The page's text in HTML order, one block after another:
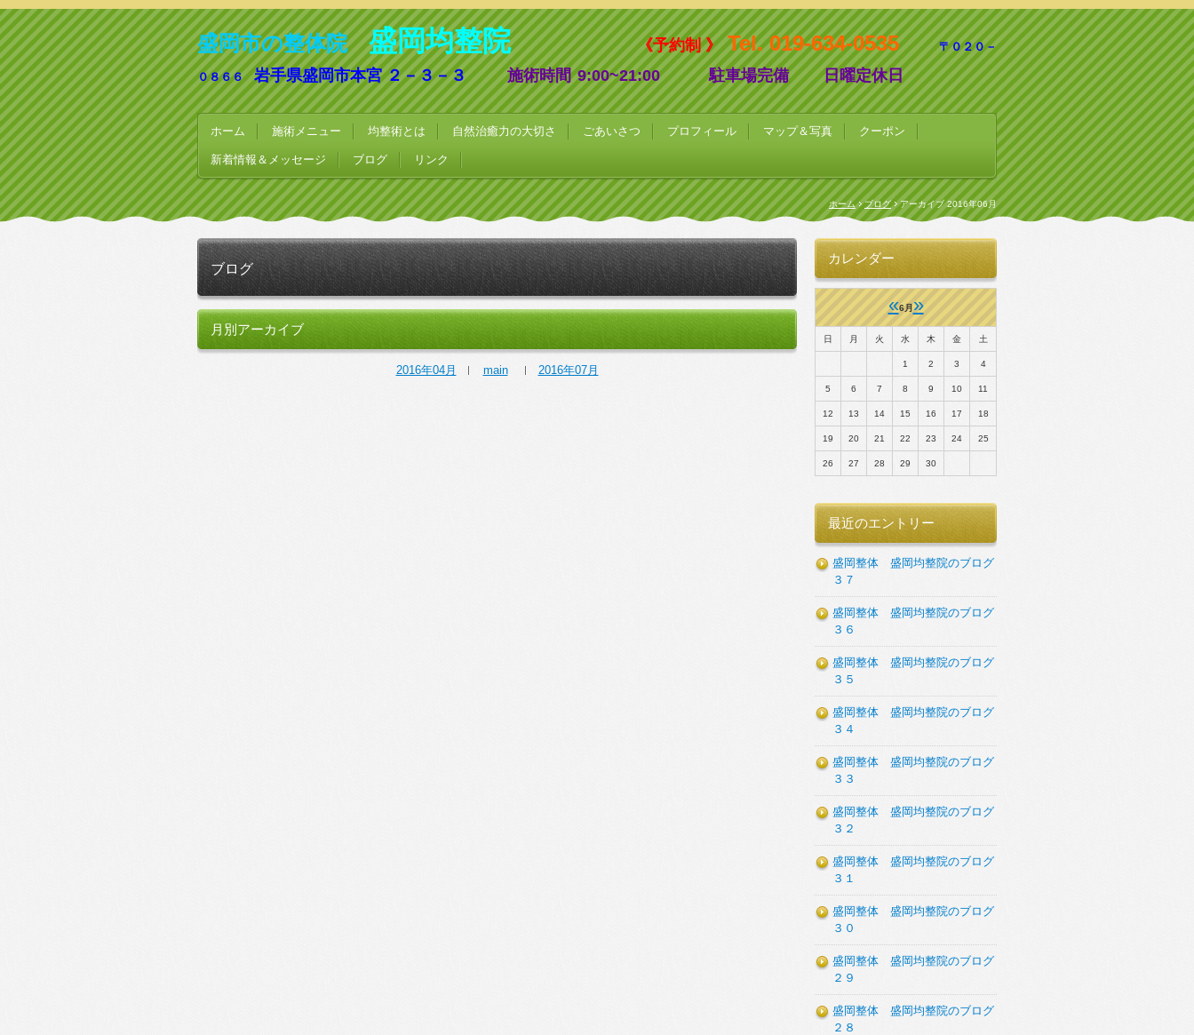
盛岡市の整体院 盛岡均整院 《予約制 》 Tel. 019-634-0535 〒０２０－
０８６６ 岩手県盛岡市本宮 ２－３－３ 施術時間 9:00~21:00 駐車場完備 日曜定休日
ホーム 施術メニュー 均整術とは 自然治癒力の大切さ ごあいさつ プロフィール マップ＆写真 クーポン
新着情報＆メッセージ ブログ リンク
ホーム ブログ アーカイブ 2016年06月
ブログ
月別アーカイブ
2016年04月 main 2016年07月
カレンダー
«6月 »
日 月 火 水 木 金 土
1 2 3 4
5 6 7 8 9 10 11
12 13 14 15 16 17 18
19 20 21 22 23 24 25
26 27 28 29 30
最近のエントリー
盛岡整体 盛岡均整院のブログ
３７
盛岡整体 盛岡均整院のブログ
３６
盛岡整体 盛岡均整院のブログ
３５
盛岡整体 盛岡均整院のブログ
３４
盛岡整体 盛岡均整院のブログ
３３
盛岡整体 盛岡均整院のブログ
３２
盛岡整体 盛岡均整院のブログ
３１
盛岡整体 盛岡均整院のブログ
３０
盛岡整体 盛岡均整院のブログ
２９
盛岡整体 盛岡均整院のブログ
２８